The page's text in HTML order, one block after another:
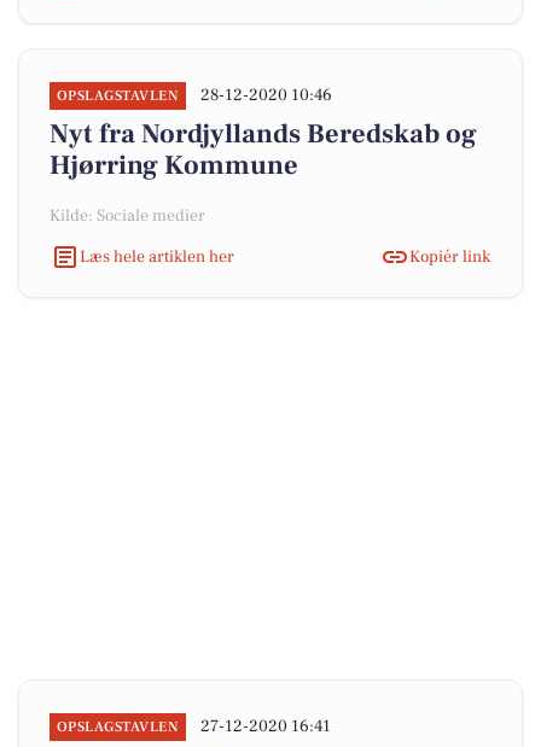
OPSLAGSTAVLEN 28-12-2020 10:46
Nyt fra Nordjyllands Beredskab og
Hjørring Kommune
Kilde: Sociale medier
Læs hele artiklen her
Kopiér link
OPSLAGSTAVLEN 27-12-2020 16:41